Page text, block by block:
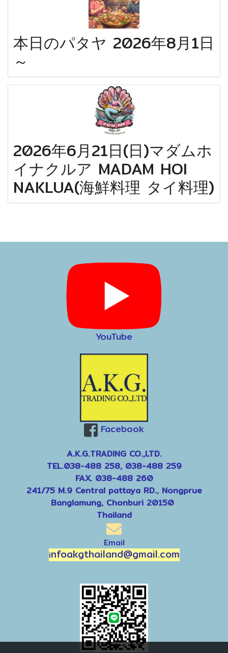
本日のパタヤ 2026年8月1日
～
2026年6月21日(日)マダムホ
イナクルア MADAM HOI
NAKLUA(海鮮料理 タイ料理)
YouTube
Facebook
A.K.G.TRADING CO.,LTD.
TEL.038-488 258, 038-488 259
FAX. 038-488 260
241/75 M.9 Central pattaya RD., Nongprue
Banglamung, Chonburi 20150
Thailand
Email
infoakgthailand@gmail.com